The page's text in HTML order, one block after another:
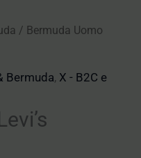
/ Bermuda Uomo
Bermuda, X - B2C e